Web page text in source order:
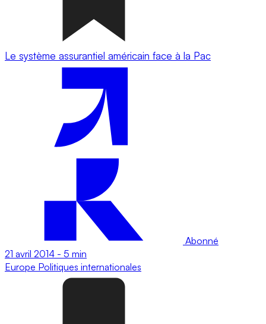
Le système assurantiel américain face à la Pac
Abonné
21 avril 2014 - 5 min
Europe Politiques internationales